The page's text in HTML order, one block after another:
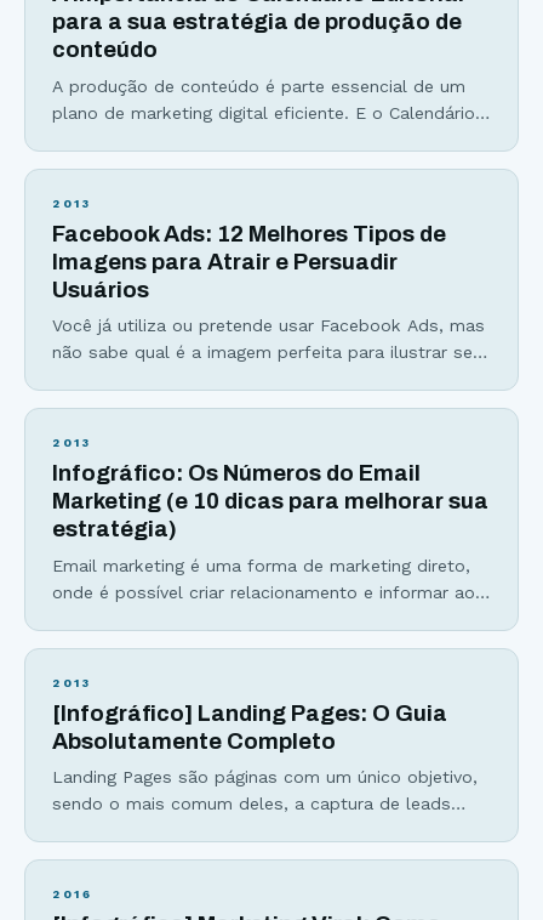
dizem, “deixando dinheiro na mesa”. Aqui estão as
principais razões pelas quais você precisa criar e
para a sua estratégia de produção de
conteúdo
A produção de conteúdo é parte essencial de um
plano de marketing digital eficiente. E o Calendário
estratégia. Para você, sua empresa ou seu blog
público-alvo: características como sexo, idade, grau
de escolaridade
2013
Facebook Ads: 12 Melhores Tipos de
Imagens para Atrair e Persuadir
Usuários
Você já utiliza ou pretende usar Facebook Ads, mas
não sabe qual é a imagem perfeita para ilustrar seu
12 tipos de imagens que, quando colocadas para
sobre um anúncio que me gerou 5.043
2013
Infográfico: Os Números do Email
Marketing (e 10 dicas para melhorar sua
estratégia)
Email marketing é uma forma de marketing direto,
onde é possível criar relacionamento e informar ao
tem uma estratégia de email marketing criativo, nem
Aqui estão as principais
2013
[Infográfico] Landing Pages: O Guia
Absolutamente Completo
Landing Pages são páginas com um único objetivo,
sendo o mais comum deles, a captura de leads
estratégia de marketing bem sucedida e podem
2016